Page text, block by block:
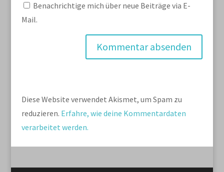
Benachrichtige mich über neue Beiträge via E-
Mail.
Diese Website verwendet Akismet, um Spam zu
reduzieren. Erfahre, wie deine Kommentardaten
verarbeitet werden.